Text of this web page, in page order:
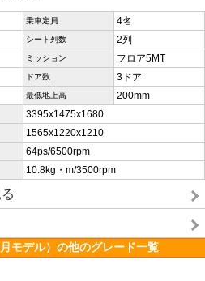
乗車定員 4名
シート列数 2列
ミッション フロア5MT
ドア数 3ドア
最低地上高 200mm
3395x1475x1680
1565x1220x1210
64ps/6500rpm
10.8kg・m/3500rpm
モデル）の他のグレード一覧